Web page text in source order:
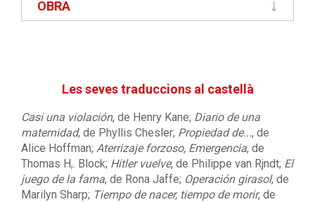
OBRA
Les seves traduccions al castellà
Casi una violación, de Henry Kane; Diario de una
maternidad, de Phyllis Chesler; Propiedad de..., de
Alice Hoffman; Aterrizaje forzoso, Emergencia, de
Thomas H,. Block; Hitler vuelve, de Philippe van Rjndt; El
juego de la fama, de Rona Jaffe; Operación girasol, de
Marilyn Sharp; Tiempo de nacer, tiempo de morir, de